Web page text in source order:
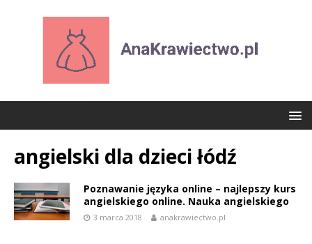
angielski dla dzieci łódź
Poznawanie języka online – najlepszy kurs
angielskiego online. Nauka angielskiego
3 marca 2018 anakrawiectwo.pl